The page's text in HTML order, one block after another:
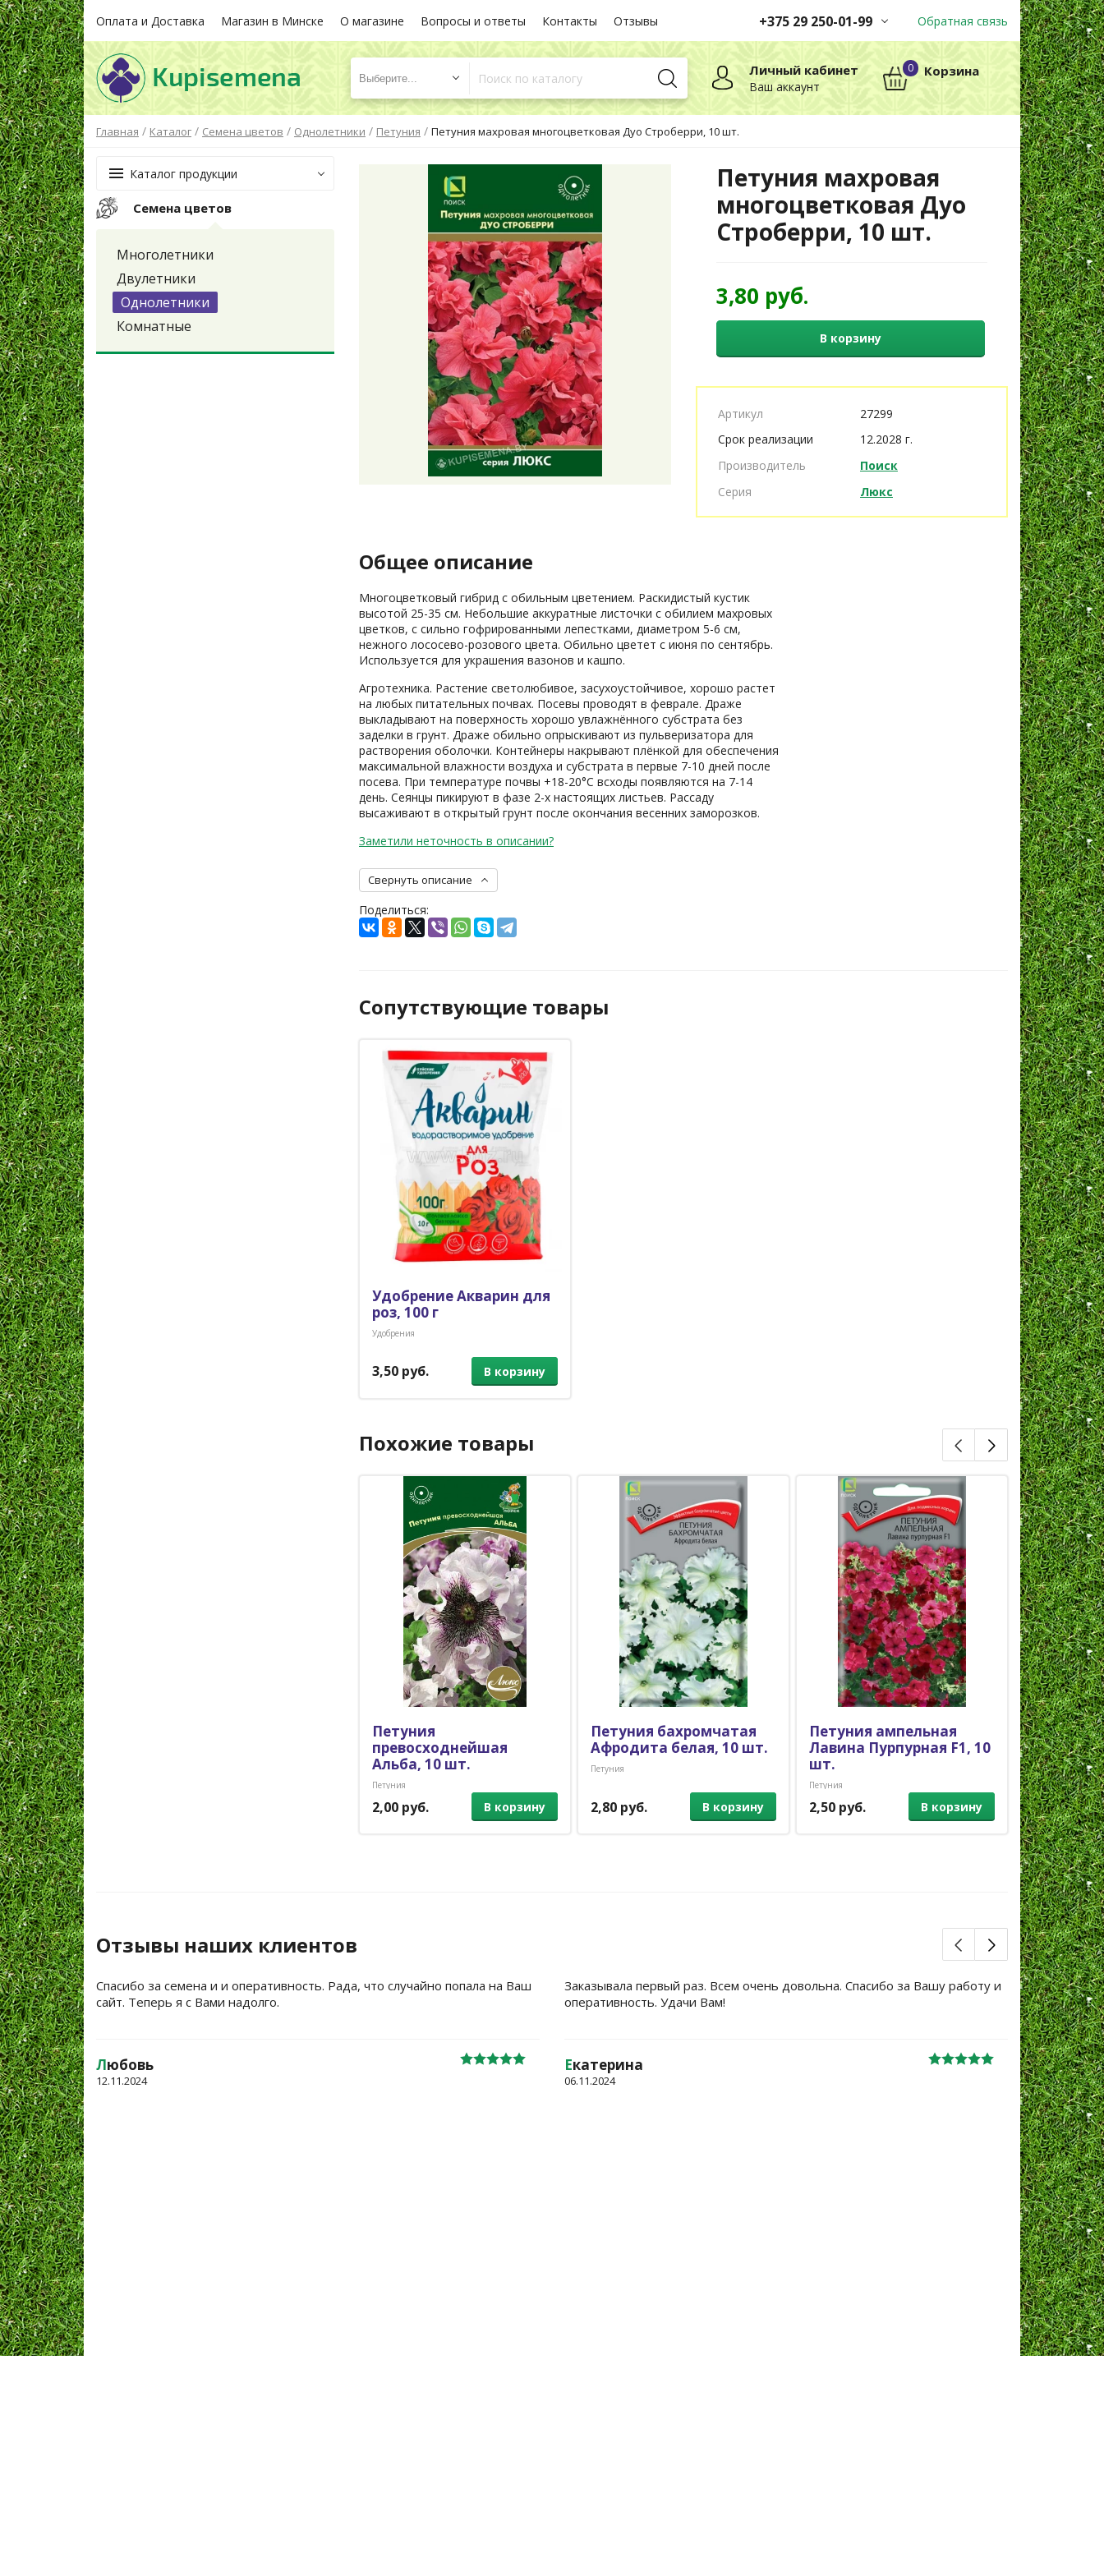
Оплата и Доставка Магазин в Минске О магазине Вопросы и ответы Контакты Отзывы +375 29 250-01-99
автоматически через корзину
круглосуточно без выходных
Обратная связь
Выберите... Личный кабинет
Ваш аккаунт
0 Корзина
Главная / Каталог / Семена цветов / Однолетники / Петуния / Петуния махровая многоцветковая Дуо Строберри, 10 шт.
Каталог продукции
Семена цветов
Многолетники
Двулетники
Однолетники
Комнатные
Петуния махровая
многоцветковая Дуо
Строберри, 10 шт.
3,80 руб.
В корзину
Артикул
27299
Срок реализации
12.2028 г.
Производитель
Поиск
Серия
Люкс
Общее описание
Многоцветковый гибрид с обильным цветением. Раскидистый кустик
высотой 25-35 см. Небольшие аккуратные листочки с обилием махровых
цветков, с сильно гофрированными лепестками, диаметром 5-6 см,
нежного лососево-розового цвета. Обильно цветет с июня по сентябрь.
Используется для украшения вазонов и кашпо.
Агротехника. Растение светолюбивое, засухоустойчивое, хорошо растет
на любых питательных почвах. Посевы проводят в феврале. Драже
выкладывают на поверхность хорошо увлажнённого субстрата без
заделки в грунт. Драже обильно опрыскивают из пульверизатора для
растворения оболочки. Контейнеры накрывают плёнкой для обеспечения
максимальной влажности воздуха и субстрата в первые 7-10 дней после
посева. При температуре почвы +18-20°C всходы появляются на 7-14
день. Сеянцы пикируют в фазе 2-х настоящих листьев. Рассаду
высаживают в открытый грунт после окончания весенних заморозков.
Заметили неточность в описании?
Свернуть описание
Поделиться:
Сопутствующие товары
Удобрение Акварин для
роз, 100 г
Удобрения
3,50 руб. В корзину
Похожие товары
Петуния
превосходнейшая
Альба, 10 шт.
Петуния
2,00 руб. В корзину
Петуния бахромчатая
Афродита белая, 10 шт.
Петуния
2,80 руб. В корзину
Петуния ампельная
Лавина Пурпурная F1, 10
шт.
Петуния
2,50 руб. В корзину
Однолетники
1,70 руб.
Отзывы наших клиентов
Спасибо за семена и и оперативность. Рада, что случайно попала на Ваш
сайт. Теперь я с Вами надолго.
Любовь
12.11.2024
Заказывала первый раз. Всем очень довольна. Спасибо за Вашу работу и
оперативность. Удачи Вам!
Екатерина
06.11.2024
Большое
уже не
Жанна
06.10.2024